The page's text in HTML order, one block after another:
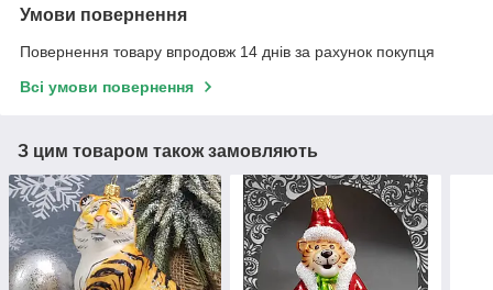
Умови повернення
Повернення товару впродовж 14 днів за рахунок покупця
Всі умови повернення
З цим товаром також замовляють